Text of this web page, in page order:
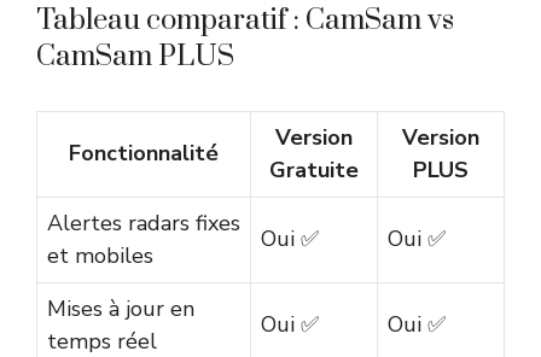
Tableau comparatif : CamSam vs
CamSam PLUS
Fonctionnalité
Version
Gratuite
Version
PLUS
Alertes radars fixes
et mobiles
Oui ✅ Oui ✅
Mises à jour en
temps réel
Oui ✅ Oui ✅